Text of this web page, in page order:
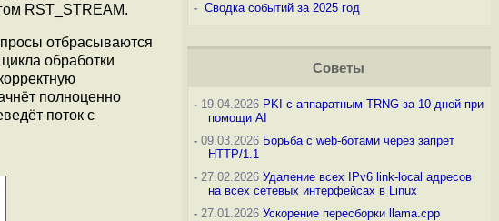
RST_STREAM.
отбрасываются
обработки
полноценно
поток с
- Сводка событий за 2025 год
Советы
-19.04.2026 PKI с аппаратным TRNG за 10 дней при
помощи AI
-09.03.2026 Борьба с web-ботами через запрет
HTTP/1.1
-27.02.2026 Удаление всех IPv6 link-local адресов
на всех сетевых интерфейсах в Linux
-27.01.2026 Ускорение пересборки llama.cpp